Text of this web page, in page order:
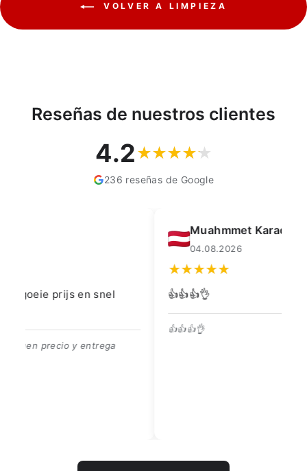
VOLVER A LIMPIEZA
Reseñas de nuestros clientes
4.2
236 reseñas de Google
Muahmmet Karadag
👍👍👍👌
👍👍👍👌